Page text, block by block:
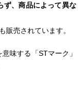
ず、商品によって異な
販売されています。
味する「STマーク」